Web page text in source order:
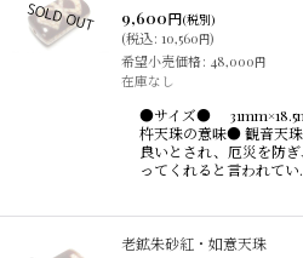
9,600円(税別)
(税込: 10,560円)
希望小売価格: 48,000円
在庫なし
●サイズ●
杵天珠の意味● 観音天
良いとされ、厄災を防
ってくれると言われて
老鉱朱砂紅・如意天珠